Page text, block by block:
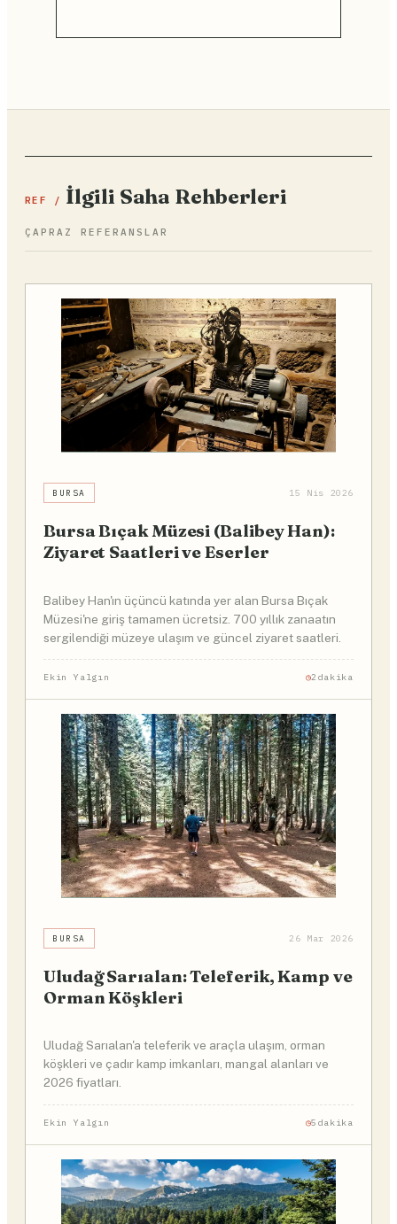
REF / İlgili Saha Rehberleri
ÇAPRAZ REFERANSLAR
BURSA 15 Nis 2026
Bursa Bıçak Müzesi (Balibey Han):
Ziyaret Saatleri ve Eserler
Balibey Han'ın üçüncü katında yer alan Bursa Bıçak
Müzesi'ne giriş tamamen ücretsiz. 700 yıllık zanaatın
sergilendiği müzeye ulaşım ve güncel ziyaret saatleri.
Ekin Yalgın 2dakika
BURSA 26 Mar 2026
Uludağ Sarıalan: Teleferik, Kamp ve
Orman Köşkleri
Uludağ Sarıalan'a teleferik ve araçla ulaşım, orman
köşkleri ve çadır kamp imkanları, mangal alanları ve
2026 fiyatları.
Ekin Yalgın 5dakika